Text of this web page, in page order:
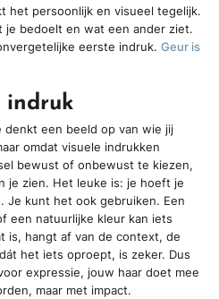
het persoonlijk en visueel tegelijk.
bedoelt en wat een ander ziet.
eerste indruk. Geur is
indruk
denkt een beeld op van wie jij
omdat visuele indrukken
bewust of onbewust te kiezen,
je zien. Het leuke is: je hoeft je
Je kunt het ook gebruiken. Een
een natuurlijke kleur kan iets
is, hangt af van de context, de
het iets oproept, is zeker. Dus
expressie, jouw haar doet mee
maar met impact.